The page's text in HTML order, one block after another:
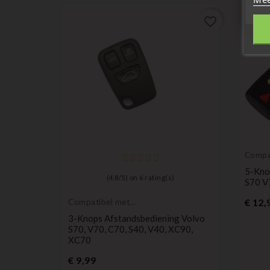
(4,8 / 5) on 6 rating(s)
Compatibel met
3-Knops Afstandsbediening Volvo
S70, V70, C70, S40, V40, XC90,
XC70
€ 9,99Prijs
5-
S70
€